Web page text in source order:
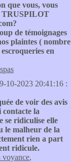
que vous, vous
TRUSPILOT
de témoignages
plaintes ( nombre
en
10-2023 20:41:16 :
de voir des avis
contacte la
se ridiculise elle
le malheur de la
rien a part
ridicule.
voyance,